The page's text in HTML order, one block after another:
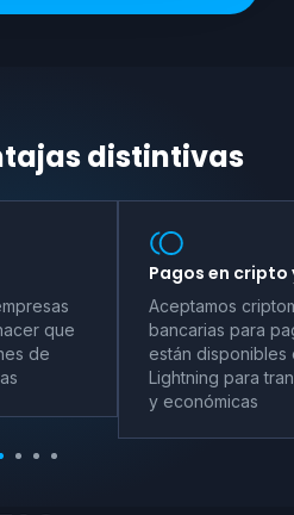
distintivas
que
de
Pagos en cripto
Aceptamos
bancarias para
están disponibles
Lightning para
y económicas